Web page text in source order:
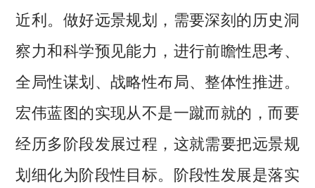
近利。做好远景规划，需要深刻的历史洞
察力和科学预见能力，进行前瞻性思考、
全局性谋划、战略性布局、整体性推进。
宏伟蓝图的实现从不是一蹴而就的，而要
经历多阶段发展过程，这就需要把远景规
划细化为阶段性目标。阶段性发展是落实